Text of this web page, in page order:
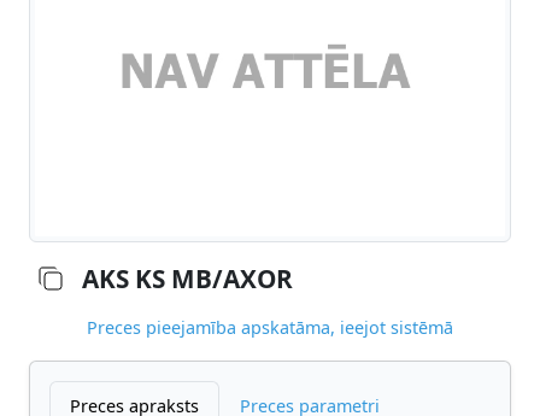
AKS KS MB/AXOR
Preces pieejamība apskatāma, ieejot sistēmā
Preces apraksts Preces parametri